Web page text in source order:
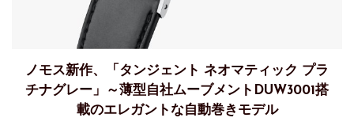
ノモス新作、「タンジェント ネオマティック プラ
チナグレー」～薄型自社ムーブメントDUW3001搭
載のエレガントな自動巻きモデル